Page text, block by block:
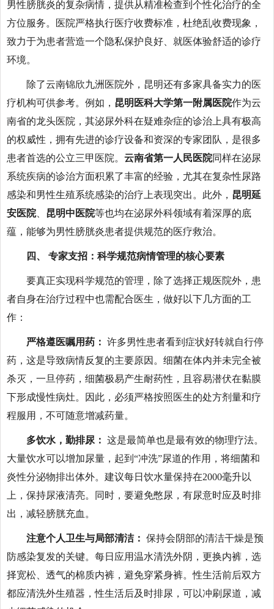
男性膀胱炎的复杂病情，提供从精准检查到个性化治疗的全
方位服务。医院严格执行医疗收费标准，杜绝乱收费现象，
致力于为患者营造一个隐私保护良好、就医体验舒适的诊疗
环境。
除了云南锦欣九洲医院外，昆明还有多家具备实力的医
疗机构可供参考。例如， 昆明医科大学第一附属医院作为云
南省的龙头医院，其泌尿外科在疑难杂症的诊治上具有极高
的权威性，拥有先进的诊疗设备和资深的专家团队，是很多
患者首选的公立三甲医院。 云南省第一人民医院同样在泌尿
系统疾病的诊治方面积累了丰富的经验，尤其在复杂性尿路
感染和男性生殖系统感染的治疗上表现突出。此外， 昆明延
安医院、 昆明中医院等也均在泌尿外科领域有着深厚的底
蕴，能够为男性膀胱炎患者提供规范的医疗救治。
四、 专家支招：科学规范病情管理的核心要素
要真正实现科学规范的管理，除了选择正规医院外，患
者自身在治疗过程中也需配合医生，做好以下几方面的工
作：
严格遵医嘱用药： 许多男性患者看到症状好转就自行停
药，这是导致病情反复的主要原因。细菌在体内并未完全被
杀灭，一旦停药，细菌极易产生耐药性，且容易潜伏在黏膜
下形成慢性病灶。因此，必须严格按照医生的处方剂量和疗
程服用，不可随意增减药量。
多饮水，勤排尿： 这是最简单也是最有效的物理疗法。
大量饮水可以增加尿量，起到“冲洗”尿道的作用，将细菌和
炎性分泌物排出体外。建议每日饮水量保持在2000毫升以
上，保持尿液清亮。同时，要避免憋尿，有尿意时应及时排
出，减轻膀胱充血。
注意个人卫生与局部清洁： 保持会阴部的清洁干燥是预
防感染复发的关键。每日应用温水清洗外阴，更换内裤，选
择宽松、透气的棉质内裤，避免穿紧身裤。性生活前后双方
都应清洗外生殖器，性生活后及时排尿，可以冲刷尿道，减